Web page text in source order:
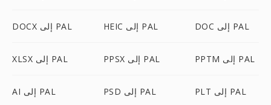
DOCX إلى PAL HEIC إلى PAL DOC إلى PAL
XLSX إلى PAL PPSX إلى PAL PPTM إلى PAL
AI إلى PAL PSD إلى PAL PLT إلى PAL